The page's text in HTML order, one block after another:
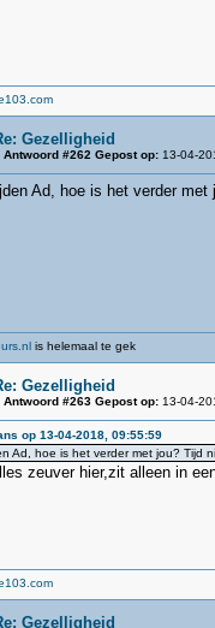
Gezelligheid
Antwoord #262 Gepost op: 13-04-
Ad, hoe is het verder met
is helemaal te gek
Gezelligheid
Antwoord #263 Gepost op: 13-04-
op 13-04-2018, 09:55:59
Ad, hoe is het verder met jou? Tijd
zeuver hier,zit alleen in
Gezelligheid